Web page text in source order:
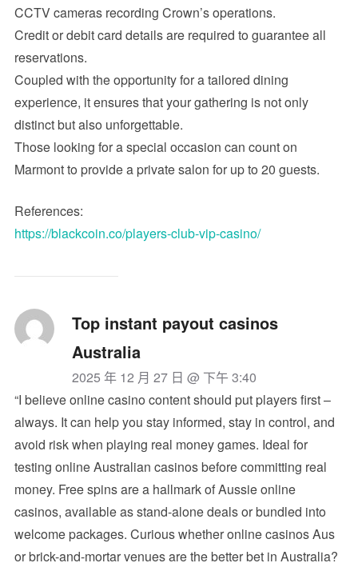
CCTV cameras recording Crown’s operations.
Credit or debit card details are required to guarantee all
reservations.
Coupled with the opportunity for a tailored dining
experience, it ensures that your gathering is not only
distinct but also unforgettable.
Those looking for a special occasion can count on
Marmont to provide a private salon for up to 20 guests.
References:
https://blackcoin.co/players-club-vip-casino/
Top instant payout casinos
Australia
2025 年 12 月 27 日 @ 下午 3:40
“I believe online casino content should put players first –
always. It can help you stay informed, stay in control, and
avoid risk when playing real money games. Ideal for
testing online Australian casinos before committing real
money. Free spins are a hallmark of Aussie online
casinos, available as stand-alone deals or bundled into
welcome packages. Curious whether online casinos Aus
or brick-and-mortar venues are the better bet in Australia?